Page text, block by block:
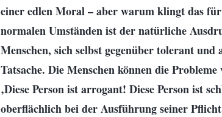
einer edlen Moral – aber warum klingt das
normalen Umständen ist der natürliche
Menschen, sich selbst gegenüber tolerant und
Tatsache. Die Menschen können die
‚Diese Person ist arrogant! Diese Person ist
oberflächlich bei der Ausführung seiner